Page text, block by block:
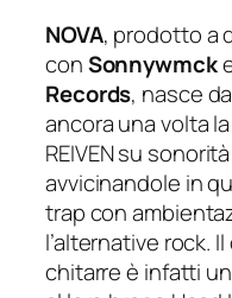
NOVA, prodotto a
conSonnywmck
Records, nasce
ancora una volta
REIVEN su
avvicinandole in
trap con
l’alternative rock.
chitarre è infatti